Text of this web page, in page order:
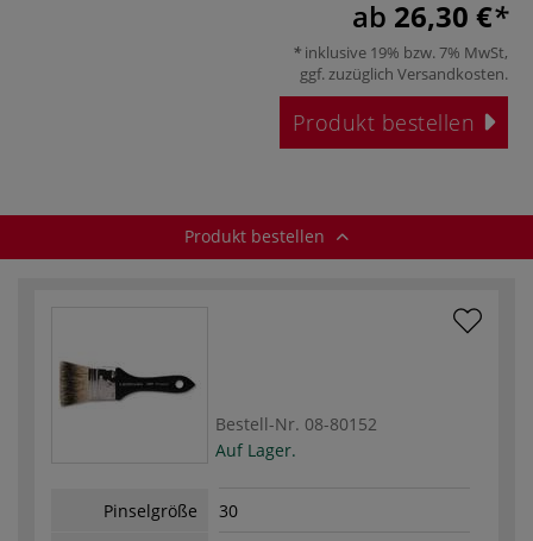
ab 26,30 €
inklusive 19% bzw. 7% MwSt,
ggf. zuzüglich Versandkosten.
Produkt bestellen
Produkt bestellen
Bestell-Nr. 08-80152
Auf Lager.
Pinselgröße
30